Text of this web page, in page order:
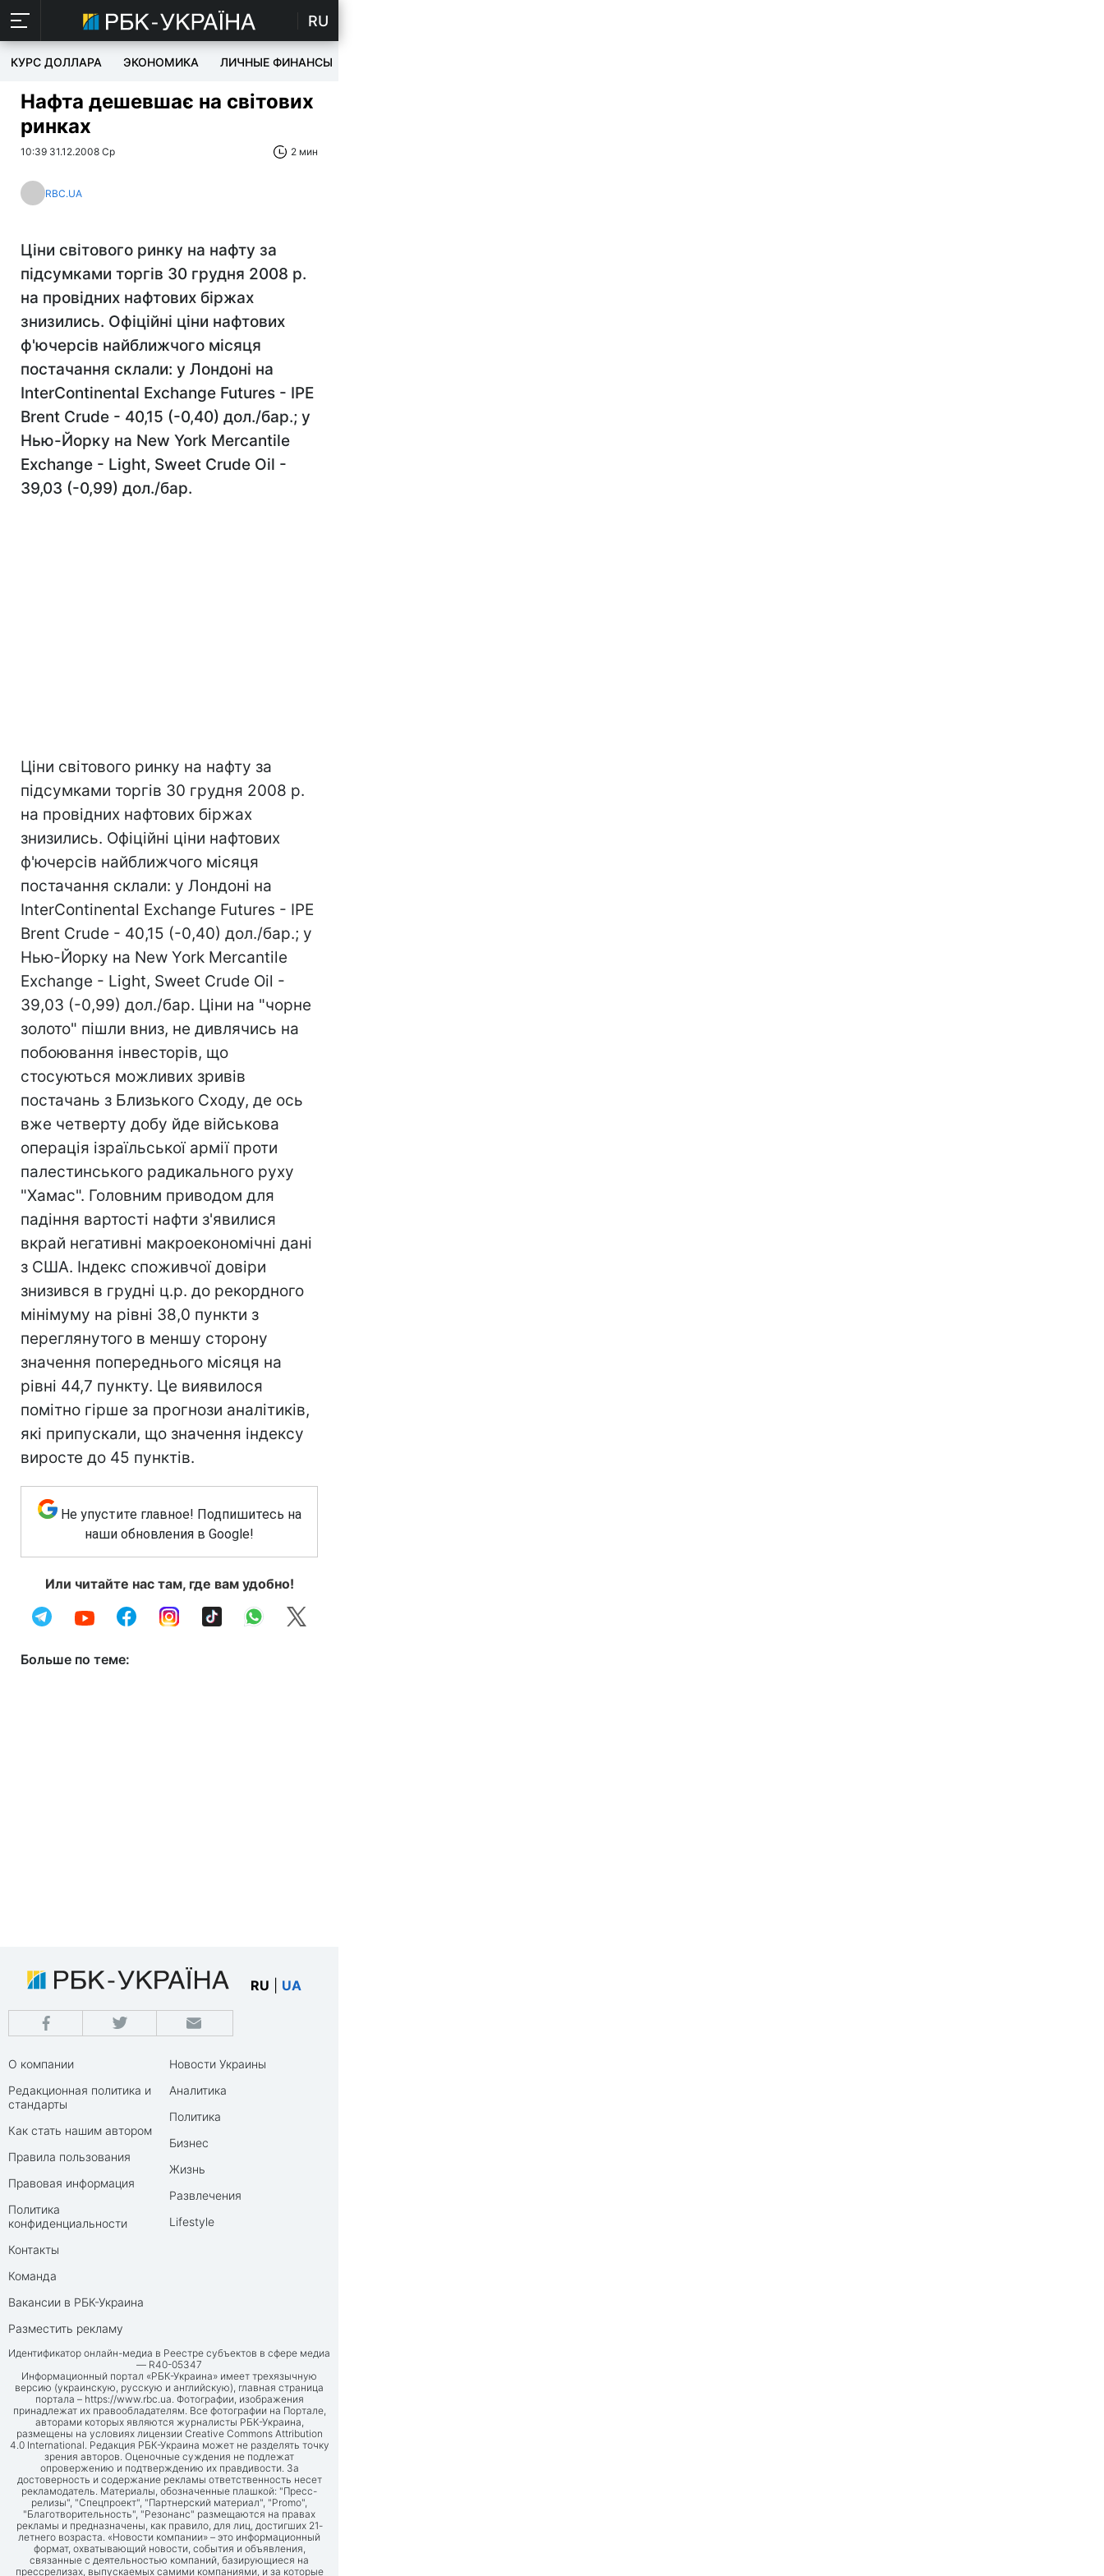
RU
КУРС ДОЛЛАРА ЭКОНОМИКА ЛИЧНЫЕ ФИНАНСЫ
Нафта дешевшає на світових
ринках
10:39 31.12.2008 Ср 2 мин
RBC.UA
Ціни світового ринку на нафту за
підсумками торгів 30 грудня 2008 р.
на провідних нафтових біржах
знизились. Офіційні ціни нафтових
ф'ючерсів найближчого місяця
постачання склали: у Лондоні на
InterContinental Exchange Futures - IPE
Brent Crude - 40,15 (-0,40) дол./бар.; у
Нью-Йорку на New York Mercantile
Exchange - Light, Sweet Crude Oil -
39,03 (-0,99) дол./бар.
Ціни світового ринку на нафту за
підсумками торгів 30 грудня 2008 р.
на провідних нафтових біржах
знизились. Офіційні ціни нафтових
ф'ючерсів найближчого місяця
постачання склали: у Лондоні на
InterContinental Exchange Futures - IPE
Brent Crude - 40,15 (-0,40) дол./бар.; у
Нью-Йорку на New York Mercantile
Exchange - Light, Sweet Crude Oil -
39,03 (-0,99) дол./бар. Ціни на "чорне
золото" пішли вниз, не дивлячись на
побоювання інвесторів, що
стосуються можливих зривів
постачань з Близького Сходу, де ось
вже четверту добу йде військова
операція ізраїльської армії проти
палестинського радикального руху
"Хамас". Головним приводом для
падіння вартості нафти з'явилися
вкрай негативні макроекономічні дані
з США. Індекс споживчої довіри
знизився в грудні ц.р. до рекордного
мінімуму на рівні 38,0 пункти з
переглянутого в меншу сторону
значення попереднього місяця на
рівні 44,7 пункту. Це виявилося
помітно гірше за прогнози аналітиків,
які припускали, що значення індексу
виросте до 45 пунктів.
Не упустите главное! Подпишитесь на
наши обновления в Google!
Или читайте нас там, где вам удобно!
Больше по теме:
RU UA
О компании
Редакционная политика и
стандарты
Как стать нашим автором
Правила пользования
Правовая информация
Политика
конфиденциальности
Контакты
Команда
Вакансии в РБК-Украина
Разместить рекламу
Новости Украины
Аналитика
Политика
Бизнес
Жизнь
Развлечения
Lifestyle
Идентификатор онлайн-медиа в Реестре субъектов в сфере медиа
— R40-05347
Информационный портал «РБК-Украина» имеет трехязычную
версию (украинскую, русскую и английскую), главная страница
портала – https://www.rbc.ua. Фотографии, изображения
принадлежат их правообладателям. Все фотографии на Портале,
авторами которых являются журналисты РБК-Украина,
размещены на условиях лицензии Creative Commons Attribution
4.0 International. Редакция РБК-Украина может не разделять точку
зрения авторов. Оценочные суждения не подлежат
опровержению и подтверждению их правдивости. За
достоверность и содержание рекламы ответственность несет
рекламодатель. Материалы, обозначенные плашкой: "Пресс-
релизы", "Спецпроект", "Партнерский материал", "Promo",
"Благотворительность", "Резонанс" размещаются на правах
рекламы и предназначены, как правило, для лиц, достигших 21-
летнего возраста. «Новости компании» – это информационный
формат, охватывающий новости, события и объявления,
связанные с деятельностью компаний, базирующиеся на
прессрелизах, выпускаемых самими компаниями, и за которые